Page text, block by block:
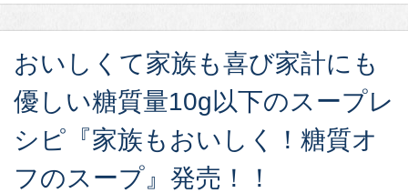
おいしくて家族も喜び家計にも
優しい糖質量10g以下のスープレ
シピ『家族もおいしく！糖質オ
フのスープ』発売！！